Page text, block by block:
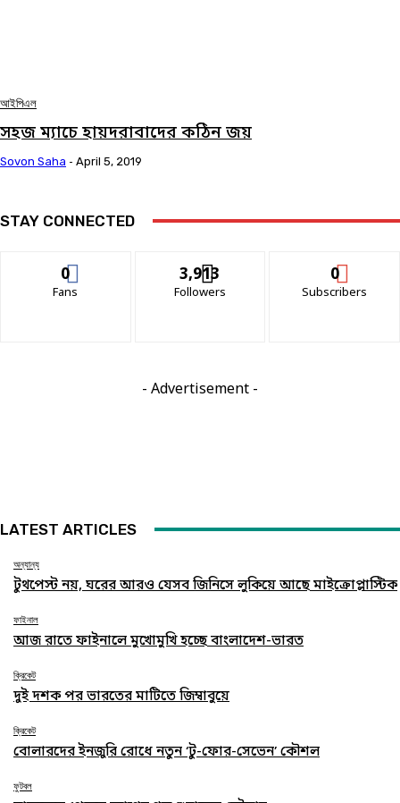
আইপিএল
সহজ ম্যাচে হায়দরাবাদের কঠিন জয়
Sovon Saha - April 5, 2019
STAY CONNECTED
0
Fans
3,913
Followers
0
Subscribers
- Advertisement -
LATEST ARTICLES
অন্যান্য
টুথপেস্ট নয়, ঘরের আরও যেসব জিনিসে লুকিয়ে আছে মাইক্রোপ্লাস্টিক
ফাইনাল
আজ রাতে ফাইনালে মুখোমুখি হচ্ছে বাংলাদেশ-ভারত
ক্রিকেট
দুই দশক পর ভারতের মাটিতে জিম্বাবুয়ে
ক্রিকেট
বোলারদের ইনজুরি রোধে নতুন ‘টু-ফোর-সেভেন’ কৌশল
ফুটবল